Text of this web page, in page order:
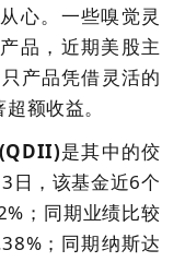
心。一些嗅觉灵
品，近期美股主
产品凭借灵活的
额收益。
是其中的佼
日，该基金近6个
；同期业绩比较
；同期纳斯达